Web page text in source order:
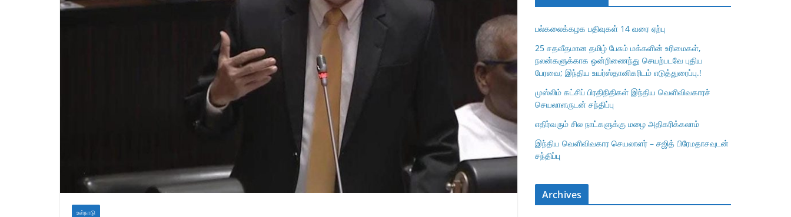
உள்நாடு
பல்கலைக்கழக பதிவுகள் 14 வரை ஏற்பு
25 சதவீதமான தமிழ் பேசும் மக்களின் உரிமைகள்,
நலன்களுக்காக ஒன்றிணைந்து செயற்படவே புதிய
பேரவை; இந்திய உயர்ஸ்தானிகரிடம் எடுத்துரைப்பு.!
முஸ்லிம் கட்சிப் பிரதிநிதிகள் இந்திய வெளிவிவகாரச்
செயலாளருடன் சந்திப்பு
எதிர்வரும் சில நாட்களுக்கு மழை அதிகரிக்கலாம்
இந்திய வெளிவிவகார செயலாளர் – சஜித் பிரேமதாசவுடன்
சந்திப்பு
Archives